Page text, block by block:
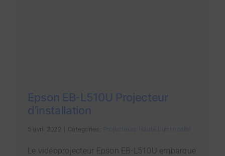
Epson EB-L510U Projecteur
d’installation
5 avril 2022 Categories: Projecteurs Haute Luminosité
Le vidéoprojecteur Epson EB-L510U embarque